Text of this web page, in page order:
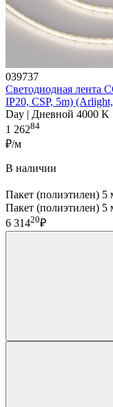
039737
Светодиодная лента
IP20, CSP, 5m)
Day | Дневной 4000 K
1 26284
₽/м
В наличии
Пакет (полиэтилен)
Пакет (полиэтилен) 5
6 31420₽